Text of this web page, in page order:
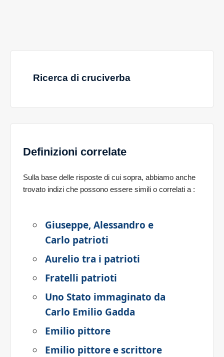
Ricerca di cruciverba
Definizioni correlate
Sulla base delle risposte di cui sopra, abbiamo anche
trovato indizi che possono essere simili o correlati a :
Giuseppe, Alessandro e
Carlo patrioti
Aurelio tra i patrioti
Fratelli patrioti
Uno Stato immaginato da
Carlo Emilio Gadda
Emilio pittore
Emilio pittore e scrittore